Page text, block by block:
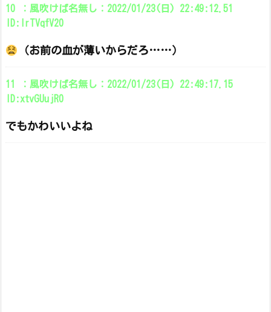
10 ：風吹けば名無し：2022/01/23(日) 22:49:12.51
ID:lrTVqfV20
（お前の血が薄いからだろ……）
11 ：風吹けば名無し：2022/01/23(日) 22:49:17.15
ID:xtvGUujR0
でもかわいいよね